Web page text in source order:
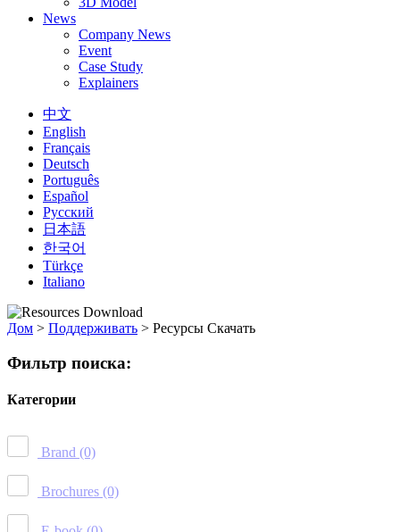
News
Company News
Event
Case Study
Explainers
中文
English
Français
Deutsch
Português
Español
Русский
日本語
한국어
Türkçe
Italiano
Дом > Поддерживать > Ресурсы Скачать
Фильтр поиска:
Категории
Brand (0)
Brochures (0)